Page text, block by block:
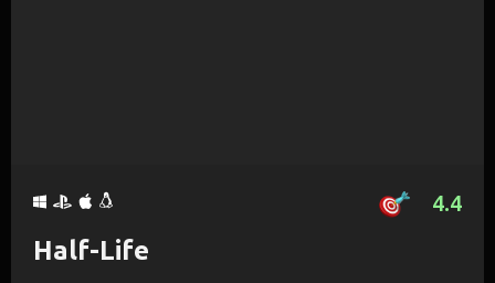
4.4
Half-Life